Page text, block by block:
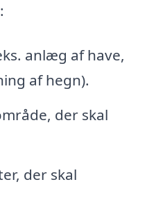
anlæg af have,
af hegn).
der skal
der skal